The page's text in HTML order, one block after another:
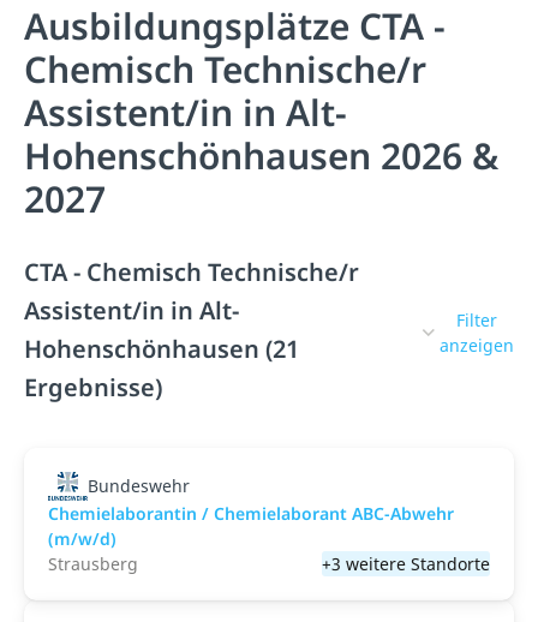
Ausbildungsplätze CTA -
Chemisch Technische/r
Assistent/in in Alt-
Hohenschönhausen 2026 &
2027
CTA - Chemisch Technische/r
Assistent/in in Alt-
Hohenschönhausen (21
Ergebnisse)
Filter
anzeigen
Bundeswehr
Chemielaborantin / Chemielaborant ABC-Abwehr
(m/w/d)
Strausberg
+3 weitere Standorte